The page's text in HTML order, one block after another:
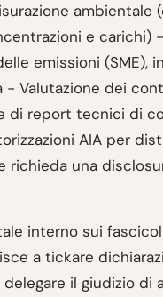
ambientale
e carichi)
emissioni (SME),
Valutazione dei
di report tecnici di
AIA per
una
interno sui
a tickare
il giudizio di